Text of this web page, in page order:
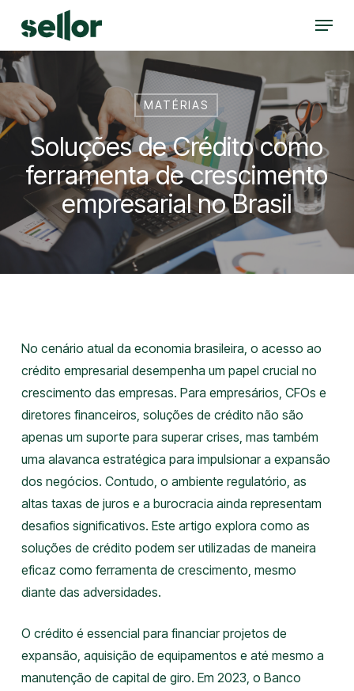
main
content
Menu
MATÉRIAS
Soluções de Crédito como
ferramenta de crescimento
empresarial no Brasil
No cenário atual da economia brasileira, o acesso ao
crédito empresarial desempenha um papel crucial no
crescimento das empresas. Para empresários, CFOs e
diretores financeiros, soluções de crédito não são
apenas um suporte para superar crises, mas também
uma alavanca estratégica para impulsionar a expansão
dos negócios. Contudo, o ambiente regulatório, as
altas taxas de juros e a burocracia ainda representam
desafios significativos. Este artigo explora como as
soluções de crédito podem ser utilizadas de maneira
eficaz como ferramenta de crescimento, mesmo
diante das adversidades.
O crédito é essencial para financiar projetos de
expansão, aquisição de equipamentos e até mesmo a
manutenção de capital de giro. Em 2023, o Banco
Close
Menu